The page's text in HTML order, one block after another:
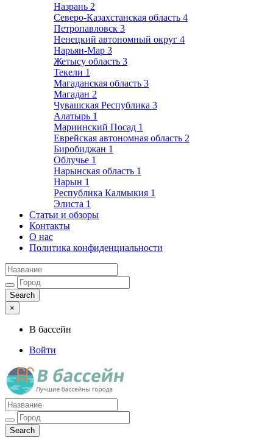
Назрань 2
Северо-Казахстанская область 4
Петропавловск 3
Ненецкий автономный округ 4
Нарьян-Мар 3
Жетысу область 3
Текели 1
Магаданская область 3
Магадан 2
Чувашская Республика 3
Алатырь 1
Мариинский Посад 1
Еврейская автономная область 2
Биробиджан 1
Облучье 1
Нарынская область 1
Нарын 1
Республика Калмыкия 1
Элиста 1
Статьи и обзоры
Контакты
О нас
Политика конфиденциальности
×
В бассейн
Войти
Лучшие бассейны города